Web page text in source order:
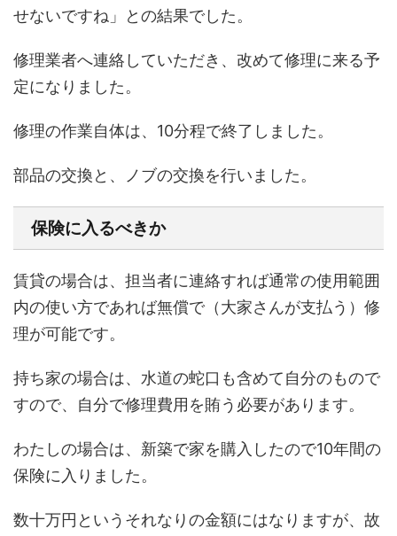
せないですね」との結果でした。
修理業者へ連絡していただき、改めて修理に来る予
定になりました。
修理の作業自体は、10分程で終了しました。
部品の交換と、ノブの交換を行いました。
保険に入るべきか
賃貸の場合は、担当者に連絡すれば通常の使用範囲
内の使い方であれば無償で（大家さんが支払う）修
理が可能です。
持ち家の場合は、水道の蛇口も含めて自分のもので
すので、自分で修理費用を賄う必要があります。
わたしの場合は、新築で家を購入したので10年間の
保険に入りました。
数十万円というそれなりの金額にはなりますが、故